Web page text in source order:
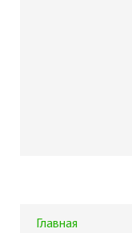
Главная